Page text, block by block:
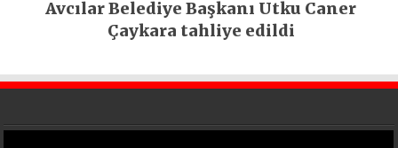
Avcılar Belediye Başkanı Utku Caner
Çaykara tahliye edildi